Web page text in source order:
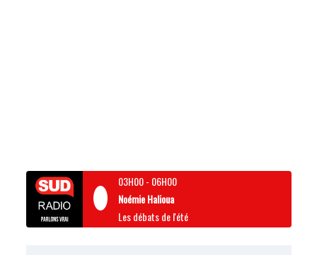
03H00- 06H00
Noémie Halioua
Les débats de l'été